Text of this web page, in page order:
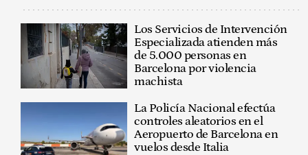
Los Servicios de Intervención
Especializada atienden más
de 5.000 personas en
Barcelona por violencia
machista
La Policía Nacional efectúa
controles aleatorios en el
Aeropuerto de Barcelona en
vuelos desde Italia